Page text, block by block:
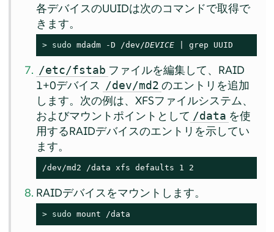
各デバイスのUUIDは次のコマンドで取得で
きます。
> sudo mdadm -D /dev/DEVICE | grep UUID
/etc/fstab ファイルを編集して、RAID
1+0デバイス /dev/md2 のエントリを追加
します。次の例は、XFSファイルシステム、
およびマウントポイントとして /data を使
用するRAIDデバイスのエントリを示してい
ます。
/dev/md2 /data xfs defaults 1 2
RAIDデバイスをマウントします。
> sudo mount /data